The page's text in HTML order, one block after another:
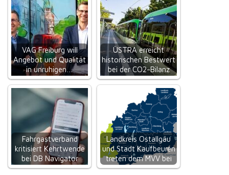
VAG Freiburg will
Angebot und Qualität
in unruhigen…
ÜSTRA erreicht
historischen Bestwert
bei der CO2-Bilanz
Fahrgastverband
kritisiert Kehrtwende
bei DB Navigator
Landkreis Ostallgäu
und Stadt Kaufbeuren
treten dem MVV bei